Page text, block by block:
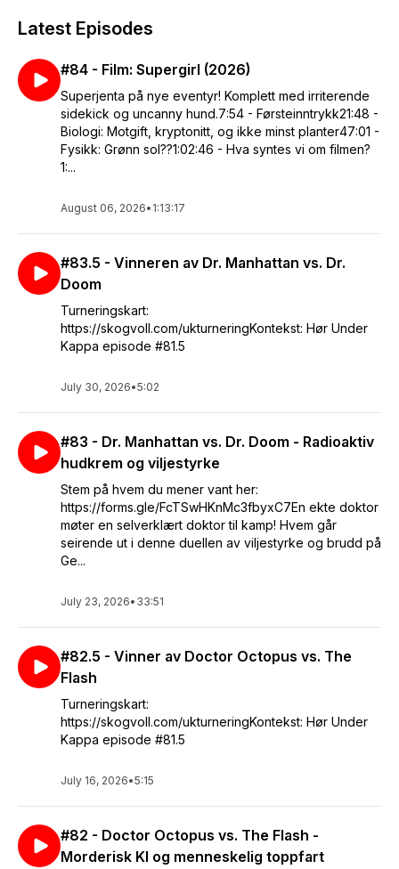
universitetet i Oslo. I tillegg til doktorgradsarbeidet er Even
er vokalist/gitarist i biologibandet "Overgump". Vidar er
førstelektor, driver med teater på si og har gjestet flere andre
radio og formidlingspodcaster, blant annet NRKs "Abels tårn,"
og Andreas Wahls "Jøss‽"
Latest Episodes
#84 - Film: Supergirl (2026)
Superjenta på nye eventyr! Komplett med irriterende
sidekick og uncanny hund.7:54 - Førsteinntrykk21:48 -
Biologi: Motgift, kryptonitt, og ikke minst planter47:01 -
Fysikk: Grønn sol??1:02:46 - Hva syntes vi om filmen?
1:...
August 06, 2026• 1:13:17
#83.5 - Vinneren av Dr. Manhattan vs. Dr.
Doom
Turneringskart:
https://skogvoll.com/ukturneringKontekst: Hør Under
Kappa episode #81.5
July 30, 2026•5:02
#83 - Dr. Manhattan vs. Dr. Doom - Radioaktiv
hudkrem og viljestyrke
Stem på hvem du mener vant her:
https://forms.gle/FcTSwHKnMc3fbyxC7En ekte doktor
møter en selverklært doktor til kamp! Hvem går
seirende ut i denne duellen av viljestyrke og brudd på
Ge...
July 23, 2026• 33:51
#82.5 - Vinner av Doctor Octopus vs. The
Flash
Turneringskart:
https://skogvoll.com/ukturneringKontekst: Hør Under
Kappa episode #81.5
July 16, 2026•5:15
#82 - Doctor Octopus vs. The Flash -
Morderisk KI og menneskelig toppfart